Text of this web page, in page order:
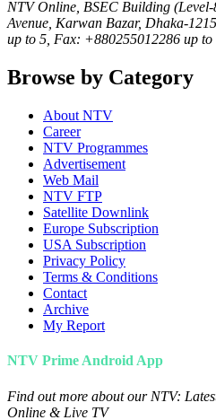
NTV Online, BSEC Building
Avenue, Karwan Bazar, Dhaka-
up to 5, Fax: +880255012286 up to
Browse by Category
About NTV
Career
NTV Programmes
Advertisement
Web Mail
NTV FTP
Satellite Downlink
Europe Subscription
USA Subscription
Privacy Policy
Terms & Conditions
Contact
Archive
My Report
NTV Prime Android App
Find out more about our NTV:
Online & Live TV